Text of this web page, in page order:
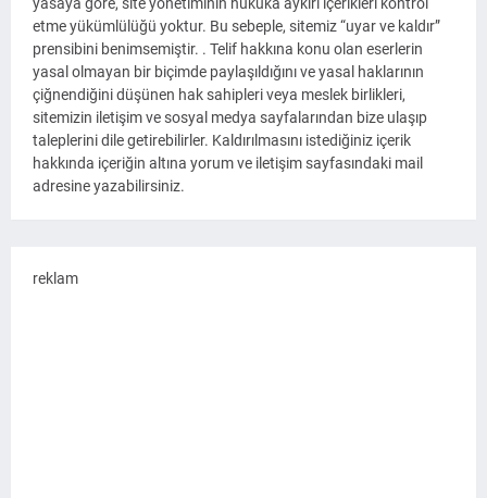
yasaya göre, site yönetiminin hukuka aykırı içerikleri kontrol
etme yükümlülüğü yoktur. Bu sebeple, sitemiz “uyar ve kaldır”
prensibini benimsemiştir. . Telif hakkına konu olan eserlerin
yasal olmayan bir biçimde paylaşıldığını ve yasal haklarının
çiğnendiğini düşünen hak sahipleri veya meslek birlikleri,
sitemizin iletişim ve sosyal medya sayfalarından bize ulaşıp
taleplerini dile getirebilirler. Kaldırılmasını istediğiniz içerik
hakkında içeriğin altına yorum ve iletişim sayfasındaki mail
adresine yazabilirsiniz.
reklam